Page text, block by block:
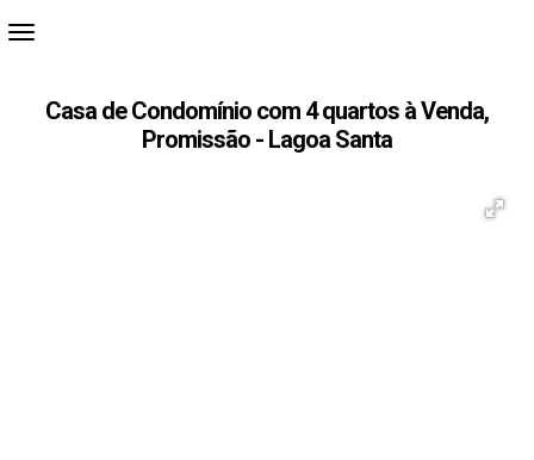
Casa de Condomínio com 4 quartos à Venda,
Promissão - Lagoa Santa